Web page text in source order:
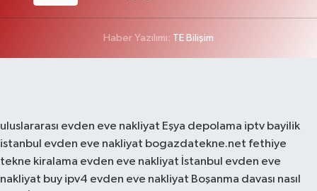
Haber Yazılımı: TE Bilişim
uluslararası evden eve nakliyat Eşya depolama iptv bayilik
istanbul evden eve nakliyat bogazdatekne.net fethiye
tekne kiralama evden eve nakliyat İstanbul evden eve
nakliyat buy ipv4 evden eve nakliyat Boşanma davası nasıl